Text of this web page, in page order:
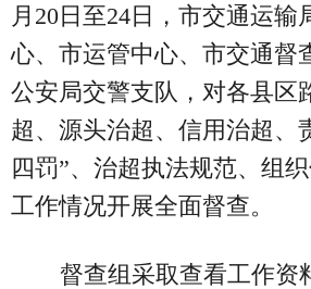
月20日至24日，市交通运输
心、市运管中心、市交通督
公安局交警支队，对各县区
超、源头治超、信用治超、
四罚”、治超执法规范、组
工作情况开展全面督查。
督查组采取查看工作资